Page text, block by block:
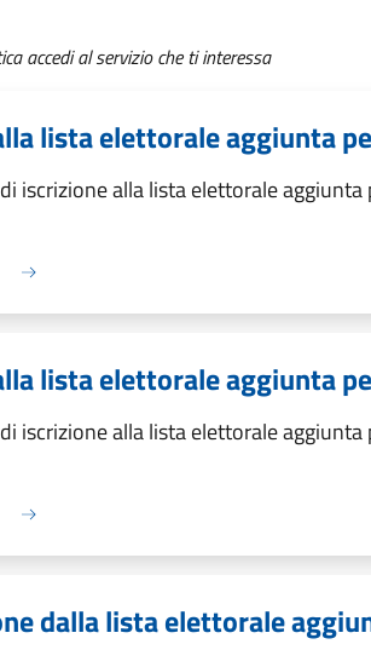
accedi al servizio che ti interessa
lista elettorale aggiunta
iscrizione alla lista elettorale aggiunta
lista elettorale aggiunta
iscrizione alla lista elettorale aggiunta
dalla lista elettorale